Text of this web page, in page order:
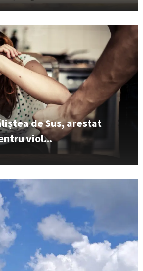
de Sus, arestat
viol...